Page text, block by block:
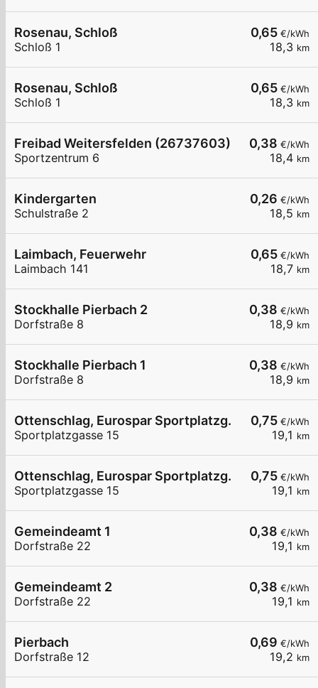
0,65 €/kWh
18,3 km
Rosenau, Schloß
Schloß 1
0,65 €/kWh
18,3 km
Rosenau, Schloß
Schloß 1
0,38 €/kWh
18,4 km
Freibad Weitersfelden (26737603)
Sportzentrum 6
0,26 €/kWh
18,5 km
Kindergarten
Schulstraße 2
0,65 €/kWh
18,7 km
Laimbach, Feuerwehr
Laimbach 141
0,38 €/kWh
18,9 km
Stockhalle Pierbach 2
Dorfstraße 8
0,38 €/kWh
18,9 km
Stockhalle Pierbach 1
Dorfstraße 8
0,75 €/kWh
19,1 km
Ottenschlag, Eurospar Sportplatzg.
Sportplatzgasse 15
0,75 €/kWh
19,1 km
Ottenschlag, Eurospar Sportplatzg.
Sportplatzgasse 15
0,38 €/kWh
19,1 km
Gemeindeamt 1
Dorfstraße 22
0,38 €/kWh
19,1 km
Gemeindeamt 2
Dorfstraße 22
0,69 €/kWh
19,2 km
Pierbach
Dorfstraße 12